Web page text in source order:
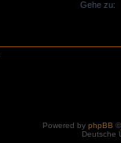
Gehe zu:
Powered by phpBB
Deutsche